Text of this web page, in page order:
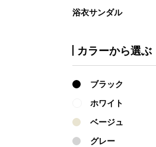
浴衣サンダル
カラーから選ぶ
ブラック
ホワイト
ベージュ
グレー